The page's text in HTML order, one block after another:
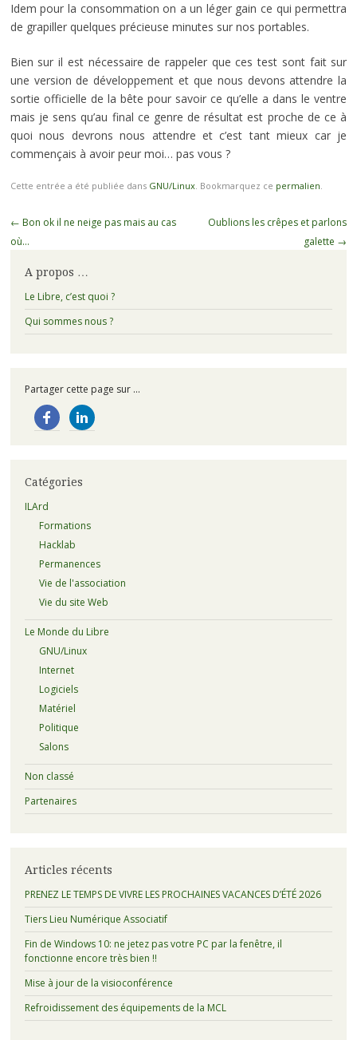
Idem pour la consommation on a un léger gain ce qui permettra
de grapiller quelques précieuse minutes sur nos portables.
Bien sur il est nécessaire de rappeler que ces test sont fait sur
une version de développement et que nous devons attendre la
sortie officielle de la bête pour savoir ce qu’elle a dans le ventre
mais je sens qu’au final ce genre de résultat est proche de ce à
quoi nous devrons nous attendre et c’est tant mieux car je
commençais à avoir peur moi… pas vous ?
Cette entrée a été publiée dans GNU/Linux. Bookmarquez ce permalien
Navigation
des
← Bon ok il ne neige pas mais au cas
où…
Oublions les crêpes et parlons
galette →
A propos …
Le Libre, c’est quoi ?
Qui sommes nous ?
Partager cette page sur ...
Catégories
ILArd
Formations
Hacklab
Permanences
Vie de l'association
Vie du site Web
Le Monde du Libre
GNU/Linux
Internet
Logiciels
Matériel
Politique
Salons
Non classé
Partenaires
Articles récents
PRENEZ LE TEMPS DE VIVRE LES PROCHAINES VACANCES D’ÉTÉ 2026
Tiers Lieu Numérique Associatif
Fin de Windows 10: ne jetez pas votre PC par la fenêtre, il
fonctionne encore très bien !!
Mise à jour de la visioconférence
Refroidissement des équipements de la MCL